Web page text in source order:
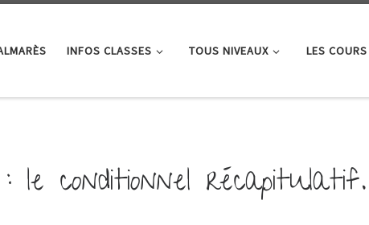
INFOS CLASSES TOUS NIVEAUX LES COURS
le conditionnel récapitulatif.